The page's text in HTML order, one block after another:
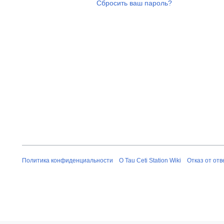
Сбросить ваш пароль?
Политика конфиденциальности О Tau Ceti Station Wiki Отказ от